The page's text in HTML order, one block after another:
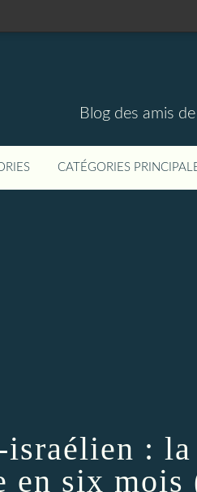
Blog des amis
CATÉGORIES
:
en six mois